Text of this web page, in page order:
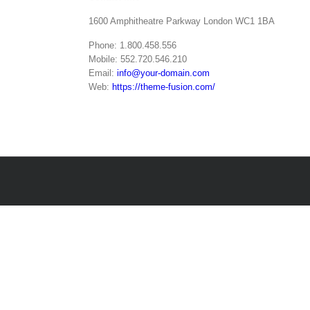
1600 Amphitheatre Parkway London WC1 1BA
Phone: 1.800.458.556
Mobile: 552.720.546.210
Email:info@your-domain.com
Web: https://theme-fusion.com/